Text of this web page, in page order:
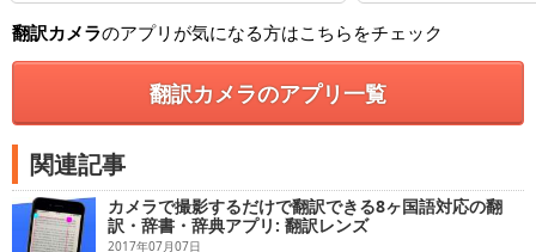
翻訳カメラのアプリが気になる方はこちらをチェック
翻訳カメラのアプリ一覧
関連記事
カメラで撮影するだけで翻訳できる8ヶ国語対応の翻
訳・辞書・辞典アプリ: 翻訳レンズ
2017年07月07日